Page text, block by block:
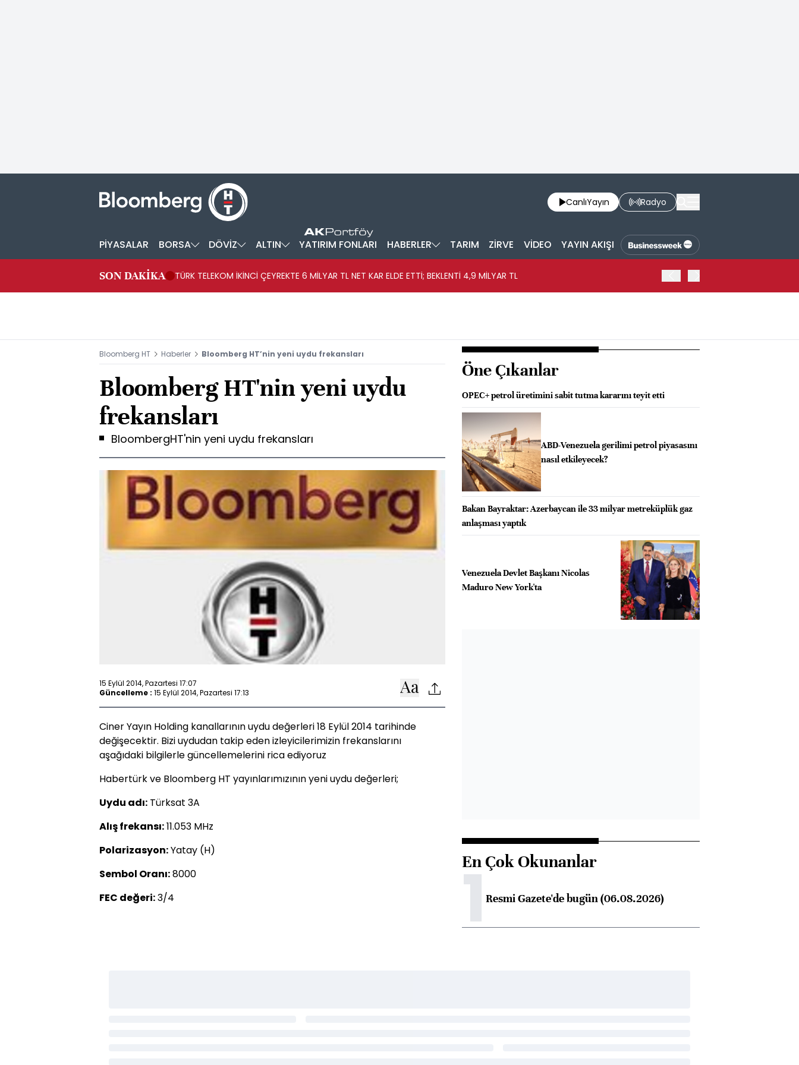
CanlıYayın Radyo
PİYASALAR BORSA DÖVİZ ALTIN YATIRIM FONLARI HABERLER TARIM ZİRVE VİDEO YAYIN AKIŞI
SON DAKİKA TÜRK TELEKOM İKİNCİ ÇEYREKTE 6 MİLYAR TL NET KAR ELDE ETTİ; BEKLENTİ 4,9 MİLYAR TL
Bloomberg HT Haberler Bloomberg HT’nin yeni uydu frekansları
Bloomberg HT'nin yeni uydu
frekansları
BloombergHT'nin yeni uydu frekansları
15 Eylül 2014, Pazartesi 17:07
Güncelleme : 15 Eylül 2014, Pazartesi 17:13
Ciner Yayın Holding kanallarının uydu değerleri 18 Eylül 2014 tarihinde
değişecektir. Bizi uydudan takip eden izleyicilerimizin frekanslarını
aşağıdaki bilgilerle güncellemelerini rica ediyoruz
Habertürk ve Bloomberg HT yayınlarımızının yeni uydu değerleri;
Uydu adı: Türksat 3A
Alış frekansı:11.053 MHz
Polarizasyon:Yatay (H)
Sembol Oranı:8000
FEC değeri:3/4
Öne Çıkanlar
OPEC+ petrol üretimini sabit tutma kararını teyit etti
ABD-Venezuela gerilimi petrol piyasasını
nasıl etkileyecek?
Bakan Bayraktar: Azerbaycan ile 33 milyar metreküplük gaz
anlaşması yaptık
Venezuela Devlet Başkanı Nicolas
Maduro New York'ta
En Çok Okunanlar
1Resmi Gazete'de bugün (06.08.2026)